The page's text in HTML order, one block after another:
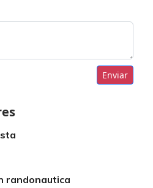
Enviar
randonautica